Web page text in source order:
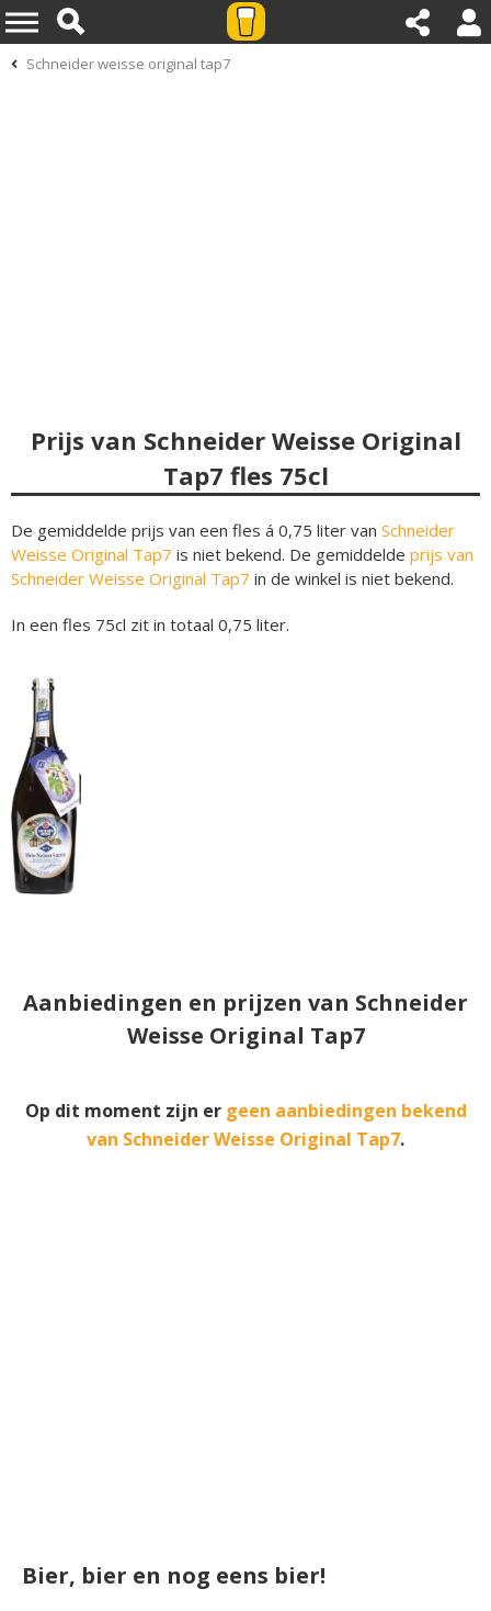
Schneider weisse original tap7
Prijs van Schneider Weisse Original
Tap7 fles 75cl
De gemiddelde prijs van een fles á 0,75 liter van Schneider
Weisse Original Tap7 is niet bekend. De gemiddelde prijs van
Schneider Weisse Original Tap7 in de winkel is niet bekend.
In een fles 75cl zit in totaal 0,75 liter.
Aanbiedingen en prijzen van Schneider
Weisse Original Tap7
Op dit moment zijn er geen aanbiedingen bekend
van Schneider Weisse Original Tap7.
Bier, bier en nog eens bier!